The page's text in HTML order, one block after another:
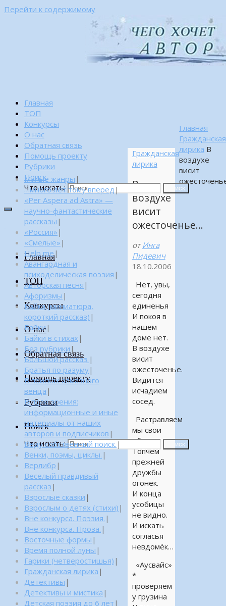
Перейти к содержимому
Главная
ТОП
Конкурсы
О нас
Обратная связь
Помощь проекту
Рубрики
Поиск
Что искать:
Поиск
Главная
ТОП
Конкурсы
О нас
Обратная связь
Помощь проекту
Рубрики
Поиск
Что искать: Поиск
Главная
Гражданская
лирика В
воздухе
висит
Гражданская
лирика
В
воздухе
висит
ожесточенье…
от Инга
Пидевич
18.10.2006
Нет, увы,
сегодня
единенья
И покоя в
нашем
доме нет.
В воздухе
висит
ожесточенье.
Видится
исчадием
сосед.
Растравляем
мы свои
обиды,
Топчем
прежней
дружбы
огонёк.
И конца
усобицы
не видно.
И искать
согласья
невдомёк…
«Аусвайс»
*
проверяем
у грузина
Малые жанры |
…много лет тому вперед |
«Per Aspera ad Astra» —
научно-фантастические
рассказы |
«Россия» |
«Смелые» |
Help me|
Авангардная и
психоделическая поэзия |
Авторская песня |
Афоризмы |
Байка (миниатюра,
короткий рассказ) |
Байки|
Байки в стихах |
Без рубрики |
Большой рассказ. |
Братья по разуму|
В поисках алмазного
венца |
В поле зрения:
информационные и иные
материалы от наших
авторов и подписчиков |
Веду собственный поиск. |
Венки, поэмы, циклы. |
Верлибр |
Веселый правдивый
рассказ |
Взрослые сказки |
Взрослым о детях (стихи) |
Вне конкурса. Поэзия. |
Вне конкурса. Проза. |
Восточные формы |
Время полной луны |
Гарики (четверостишья) |
Гражданская лирика |
Детективы |
Детективы и мистика |
Детская поэзия до 6 лет |